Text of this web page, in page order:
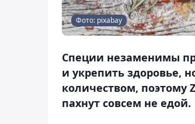
Фото: pixabay
Специи незаменимы
и укрепить здоровье,
количеством, поэтому
пахнут совсем не едой.